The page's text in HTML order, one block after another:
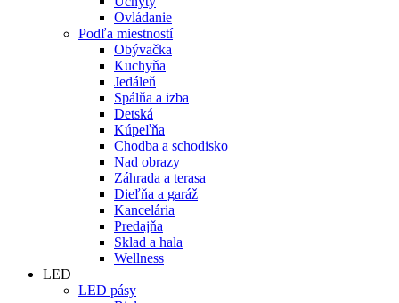
Ovládanie
Podľa miestností
Obývačka
Kuchyňa
Jedáleň
Spálňa a izba
Detská
Kúpeľňa
Chodba a schodisko
Nad obrazy
Záhrada a terasa
Dieľňa a garáž
Kancelária
Predajňa
Sklad a hala
Wellness
LED
LED pásy